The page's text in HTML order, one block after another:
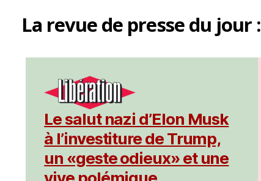
La revue de pressedu jour :
Le salut nazi d’Elon Musk
à l’investiture de Trump,
un «geste odieux» et une